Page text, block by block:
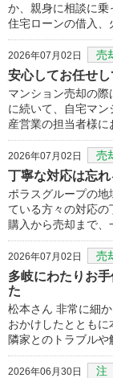
か、親身に相談に乗
住宅ローンの借入、
2026年07月02日 売
安心してお任せ
マンション売却の
に続いて、自宅マ
産営業の担当者様に
2026年07月02日 売
丁寧な対応は忘
ポラスグループの
ている方々の対応の
購入から売却まで、
2026年07月02日 売
多岐にわたりお
た
松本さん 非常に細
おかけしたとともに
隣家とのトラブル
2026年06月30日 注